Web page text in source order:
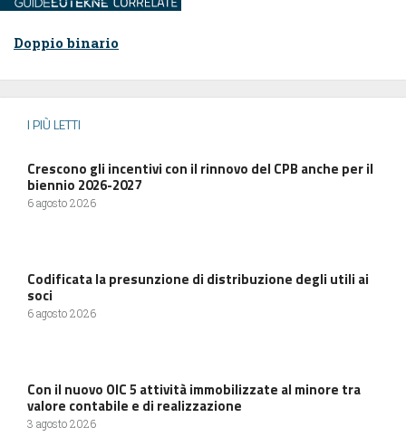
Doppio binario
I PIÙ LETTI
Crescono gli incentivi con il rinnovo del CPB anche per il
biennio 2026-2027
6 agosto 2026
Codificata la presunzione di distribuzione degli utili ai
soci
6 agosto 2026
Con il nuovo OIC 5 attività immobilizzate al minore tra
valore contabile e di realizzazione
3 agosto 2026